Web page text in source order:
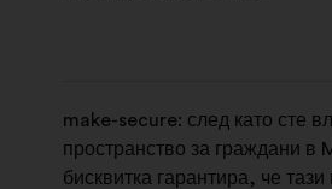
л
а
make-secure: след като сте
пространство за граждани в
бисквитка гарантира, че